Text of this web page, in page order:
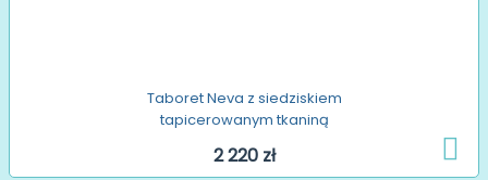
Taboret Neva z siedziskiem
tapicerowanym tkaniną
2 220 zł